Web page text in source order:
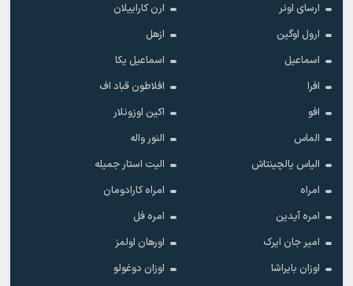
ارسای اونر
ارن کاراییلان
ارول اوگین
ازهل
اسماعیل
اسماعیل یکا
افرا
افلاطون قباد اف
افو
اکین اوزونلار
الماس
النور واله
الیاس یالچینتاش
الیت استار جمیله
امراه
امراه کارادومان
امره آیدین
امره فل
امیر جان ایرک
اورهان اولمز
اوزان بایراشا
اوزان دوغولو